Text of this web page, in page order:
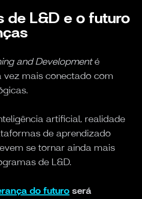
de L&D e o futuro
and Developmenté
vez mais conectado com
artificial, realidade
de aprendizado
se tornar ainda mais
de L&D.
do futuro será